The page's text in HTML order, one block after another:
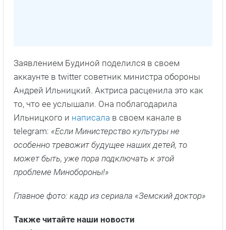
Заявлением Будиной поделился в своем
аккаунте в twitter советник министра обороны
Андрей Ильницкий. Актриса расценила это как
то, что ее услышали. Она поблагодарила
Ильницкого и написала в своем канале в
telegram: «Если Министерство культуры не
особенно тревожит будущее наших детей, то
может быть, уже пора подключать к этой
проблеме Минобороны!»
Главное фото: кадр из сериала «Земский доктор»
Также читайте наши новости